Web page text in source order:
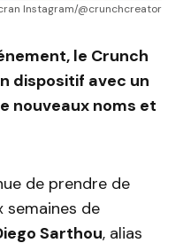
Instagram/@crunchcreator
le Crunch
dispositif avec un
nouveaux noms et
de prendre de
semaines de
Sarthou, alias